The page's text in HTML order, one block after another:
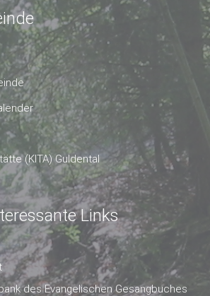
(KITA) Guldental
Links
des Evangelischen Gesangbuches